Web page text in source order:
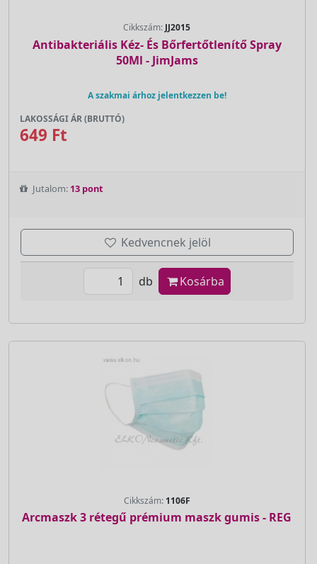
Cikkszám: JJ2015
Antibakteriális Kéz- És Bőrfertőtlenítő Spray
50Ml - JimJams
A szakmai árhoz jelentkezzen be!
LAKOSSÁGI ÁR (BRUTTÓ)
649 Ft
Jutalom: 13 pont
Kedvencnek jelöl
db Kosárba
Cikkszám: 1106F
Arcmaszk 3 rétegű prémium maszk gumis - REG